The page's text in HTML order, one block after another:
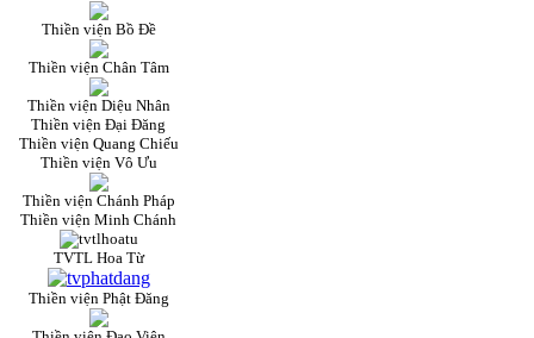
Thiền viện Bồ Đề
Thiền viện Chân Tâm
Thiền viện Diệu Nhân
Thiền viện Đại Đăng
Thiền viện Quang Chiếu
Thiền viện Vô Ưu
Thiền viện Chánh Pháp
Thiền viện Minh Chánh
TVTL Hoa Từ
Thiền viện Phật Đăng